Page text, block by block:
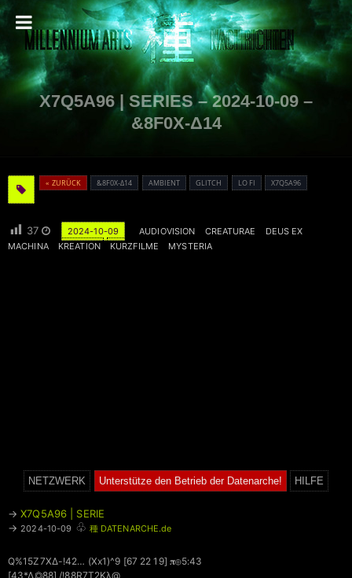
X7Q5A96 | SERIES – 2024-10-09 –
&8F0X-Δ14
« ZURÜCK &8F0X-Δ14 AMBIENT GLITCH LO FI X7Q5A96
37 2024-10-09 AUDIOVISION CREATURAE
DEUS EX
MACHINA
KREATION KURZFILME MYSTERIA
NETZWERK Unterstütze den Betrieb der Datenarche! HILFE
→X7Q5A96 | SERIE
→ 2024-10-09 ♧ 種 DATENARCHE.de
Q%15Z7XΔ-!42… (Xx1)^9 [67 22 19] 𝛑⊕5:43
[43*Δ⏣88] /!88R7T2Kλ@_